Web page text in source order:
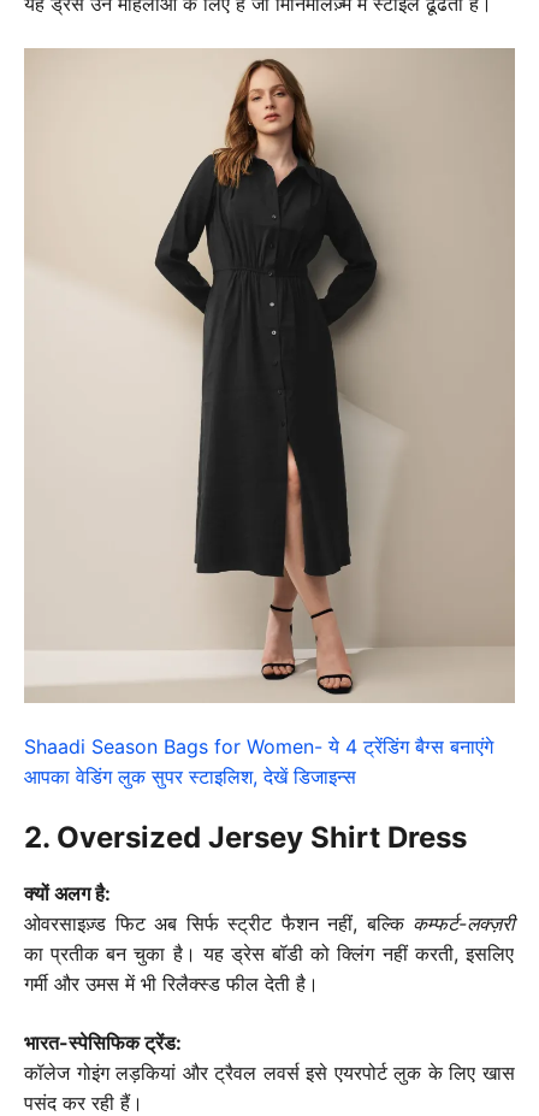
Shaadi Season Bags for Women- ये 4 ट्रेंडिंग बैग्स बनाएंगे
आपका वेडिंग लुक सुपर स्टाइलिश, देखें डिजाइन्स
2. Oversized Jersey Shirt Dress
क्यों अलग है:
ओवरसाइज़्ड फिट अब सिर्फ स्ट्रीट फैशन नहीं, बल्कि कम्फर्ट-लक्ज़री
का प्रतीक बन चुका है। यह ड्रेस बॉडी को क्लिंग नहीं करती, इसलिए
गर्मी और उमस में भी रिलैक्स्ड फील देती है।
भारत-स्पेसिफिक ट्रेंड:
कॉलेज गोइंग लड़कियां और ट्रैवल लवर्स इसे एयरपोर्ट लुक के लिए खास
पसंद कर रही हैं।